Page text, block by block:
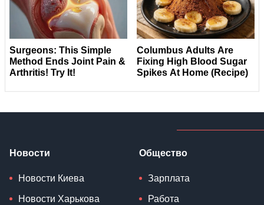
Новости
Новости Киева
Новости Харькова
Общество
Зарплата
Работа